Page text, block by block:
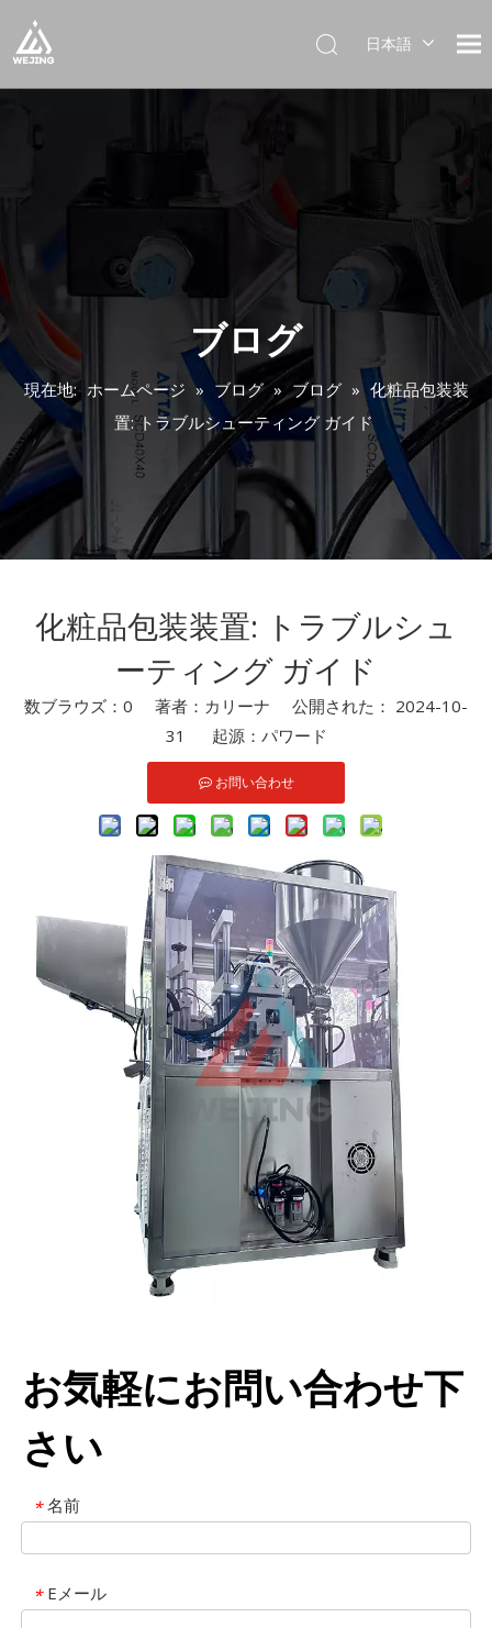
日本語
Español
ブログ
現在地: ホームページ » ブログ » ブログ » 化粧品包装装
置: トラブルシューティング ガイド
化粧品包装装置: トラブルシュ
ーティング ガイド
数ブラウズ： 0 著者：カリーナ 公開された： 2024-10-
31 起源： パワード
お問い合わせ
お気軽にお問い合わせ下
さい
* 名前
* Eメール